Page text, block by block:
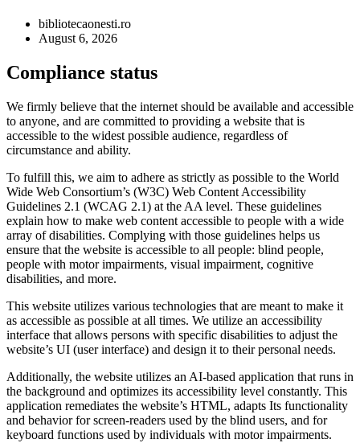
bibliotecaonesti.ro
August 6, 2026
Compliance status
We firmly believe that the internet should be available and accessible
to anyone, and are committed to providing a website that is
accessible to the widest possible audience, regardless of
circumstance and ability.
To fulfill this, we aim to adhere as strictly as possible to the World
Wide Web Consortium’s (W3C) Web Content Accessibility
Guidelines 2.1 (WCAG 2.1) at the AA level. These guidelines
explain how to make web content accessible to people with a wide
array of disabilities. Complying with those guidelines helps us
ensure that the website is accessible to all people: blind people,
people with motor impairments, visual impairment, cognitive
disabilities, and more.
This website utilizes various technologies that are meant to make it
as accessible as possible at all times. We utilize an accessibility
interface that allows persons with specific disabilities to adjust the
website’s UI (user interface) and design it to their personal needs.
Additionally, the website utilizes an AI-based application that runs in
the background and optimizes its accessibility level constantly. This
application remediates the website’s HTML, adapts Its functionality
and behavior for screen-readers used by the blind users, and for
keyboard functions used by individuals with motor impairments.